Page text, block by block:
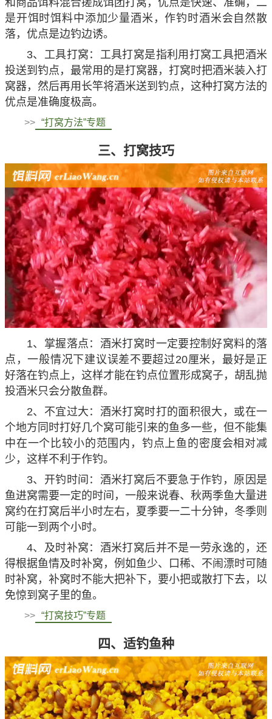
和商品饵料混合搓成饵团打窝，优点是快速、准确，二
是开饵时饵料中添加少量酒米，作钓时酒米会自然散
落，优点是边钓边诱。
3、工具打窝：工具打窝是指利用打窝工具把酒米
投送到钓点，最常用的是打窝器，打窝时把酒米装入打
窝器，然后再用长竿将酒米送到钓点，这种打窝方法的
优点是准确度极高。
>> “打窝方法”专题
三、打窝技巧
1、掌握落点：酒米打窝时一定要控制好窝料的落
点，一般情况下建议误差不要超过20厘米，最好是正
好落在钓点上，这样才能在钓点位置形成窝子，胡乱抛
投酒米只会分散鱼群。
2、不宜过大：酒米打窝时打的面积很大，或在一
个地方同时打好几个窝可能引来的鱼多一些，但不能集
中在一个比较小的范围内，钓点上鱼的密度会相对减
少，这样不利于作钓。
3、开钓时间：酒米打窝后不要急于作钓，原因是
鱼进窝需要一定的时间，一般来说春、秋两季鱼大量进
窝约在打窝后半小时左右，夏季要一二十分钟，冬季则
可能一到两个小时。
4、及时补窝：酒米打窝后并不是一劳永逸的，还
得根据鱼情及时补窝，例如鱼少、口稀、不闹漂时可随
时补窝，补窝时不能大把补下，要小把或散打下去，以
免惊到窝子里的鱼。
>> “打窝技巧”专题
四、适钓鱼种